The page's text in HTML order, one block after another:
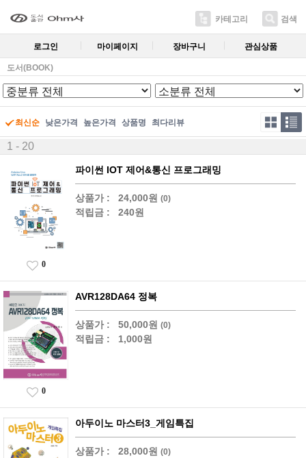
카테고리 검색
로그인 마이페이지 장바구니 관심상품
도서(BOOK)
최신순 낮은가격 높은가격 상품명 최다리뷰
1 - 20
파이썬 IOT 제어&통신 프로그래밍
상품가 : 24,000원 (0)
적립금 : 240원
0
AVR128DA64 정복
상품가 : 50,000원 (0)
적립금 : 1,000원
0
아두이노 마스터3_게임특집
상품가 : 28,000원 (0)